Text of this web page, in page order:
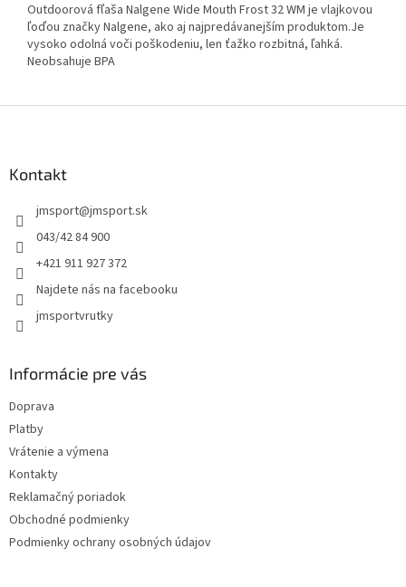
Outdoorová fľaša Nalgene Wide Mouth Frost 32 WM je vlajkovou
ľoďou značky Nalgene, ako aj najpredávanejším produktom.Je
vysoko odolná voči poškodeniu, len ťažko rozbitná, ľahká.
Neobsahuje BPA
Kontakt
jmsport@jmsport.sk
043/42 84 900
+421 911 927 372
Najdete nás na facebooku
jmsportvrutky
Informácie pre vás
Doprava
Platby
Vrátenie a výmena
Kontakty
Reklamačný poriadok
Obchodné podmienky
Podmienky ochrany osobných údajov